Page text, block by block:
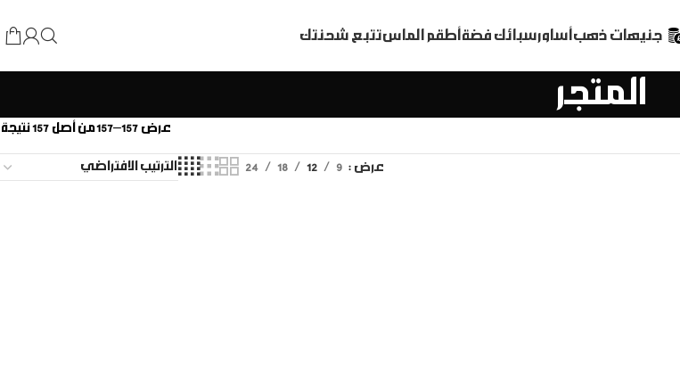
جنيهات ذهب أساورسبائك فضة أطقم الماستتبع شحنتك
المتجر
عرض 157–157 من أصل 157 نتيجة
عرض 9
12
18
24